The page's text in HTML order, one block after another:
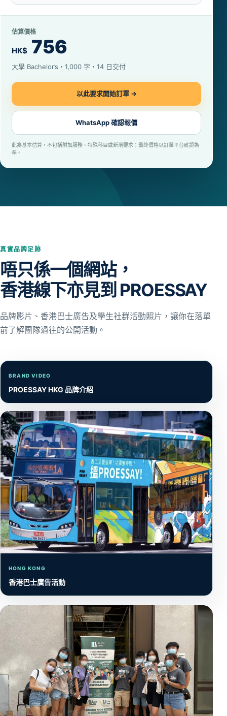
估算價格
HK$ 756
大學 Bachelor’s・1,000 字・14 日交付
以此要求開始訂單 →
WhatsApp 確認報價
此為基本估算，不包括附加服務、特殊科目或新增要求；最終價格以訂單平台確認為
準。
真實品牌足跡
唔只係一個網站，
香港線下亦見到 PROESSAY
品牌影片、香港巴士廣告及學生社群活動照片，讓你在落單
前了解團隊過往的公開活動。
BRAND VIDEO
PROESSAY HKG 品牌介紹
HONG KONG
香港巴士廣告活動